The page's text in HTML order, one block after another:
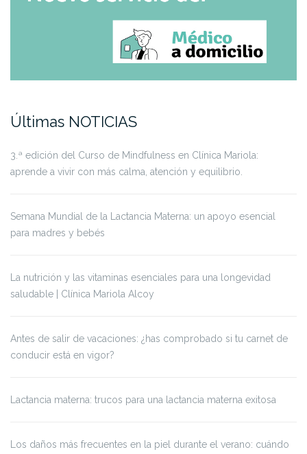
Últimas NOTICIAS
3.ª edición del Curso de Mindfulness en Clínica Mariola:
aprende a vivir con más calma, atención y equilibrio.
Semana Mundial de la Lactancia Materna: un apoyo esencial
para madres y bebés
La nutrición y las vitaminas esenciales para una longevidad
saludable | Clínica Mariola Alcoy
Antes de salir de vacaciones: ¿has comprobado si tu carnet de
conducir está en vigor?
Lactancia materna: trucos para una lactancia materna exitosa
Los daños más frecuentes en la piel durante el verano: cuándo